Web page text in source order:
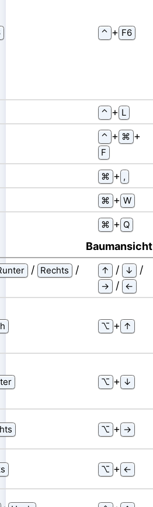
⌃ ⁠+⁠ F6
⌃ ⁠+⁠ L
⌃ ⁠+⁠ ⌘ ⁠+⁠
F
⌘ ⁠+⁠ ,
⌘ ⁠+⁠ W
⌘ ⁠+⁠ Q
Baumansicht
/ Rechts / ↑ / ↓ /
→ / ←
⌥ ⁠+⁠ ↑
⌥ ⁠+⁠ ↓
⌥ ⁠+⁠ →
⌥ ⁠+⁠ ←